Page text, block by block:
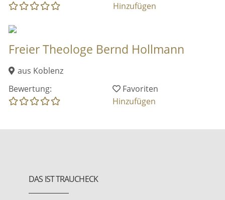
Hinzufügen
Freier Theologe Bernd Hollmann
aus Koblenz
Bewertung:
Favoriten
Hinzufügen
DAS IST TRAUCHECK